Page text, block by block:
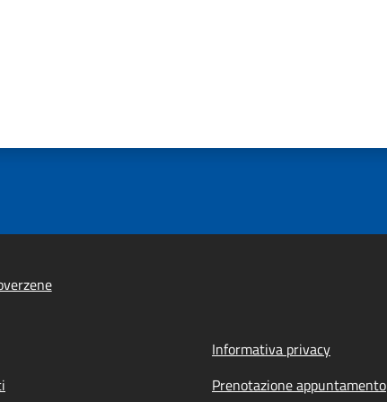
Informativa privacy
Prenotazione appuntamento